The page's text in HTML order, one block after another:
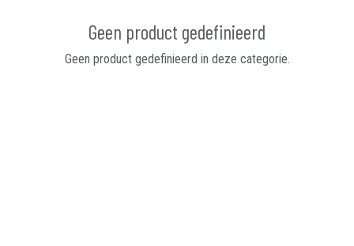
Geen product gedefinieerd
Geen product gedefinieerd in deze categorie.